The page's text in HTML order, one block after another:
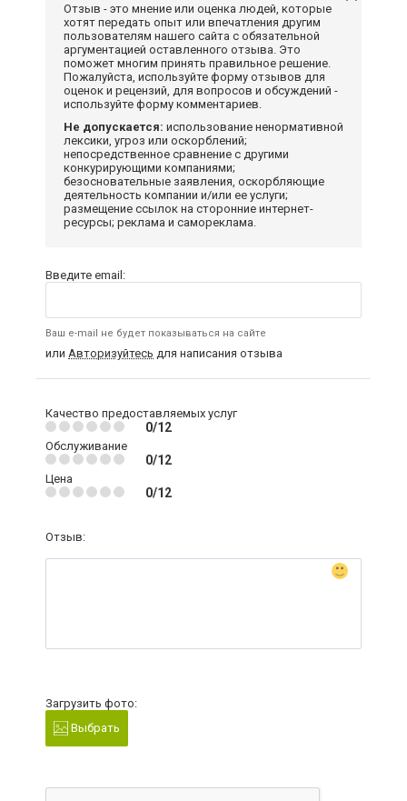
Отзыв - это мнение или оценка людей, которые
хотят передать опыт или впечатления другим
пользователям нашего сайта с обязательной
аргументацией оставленного отзыва. Это
поможет многим принять правильное решение.
Пожалуйста, используйте форму отзывов для
оценок и рецензий, для вопросов и обсуждений -
используйте форму комментариев.
Не допускается: использование ненормативной
лексики, угроз или оскорблений;
непосредственное сравнение с другими
конкурирующими компаниями;
безосновательные заявления, оскорбляющие
деятельность компании и/или ее услуги;
размещение ссылок на сторонние интернет-
ресурсы; реклама и самореклама.
Введите email:
Ваш e-mail не будет показываться на сайте
или Авторизуйтесь для написания отзыва
Качество предоставляемых услуг
0/12
Обслуживание
0/12
Цена
0/12
Отзыв:
Загрузить фото:
Выбрать